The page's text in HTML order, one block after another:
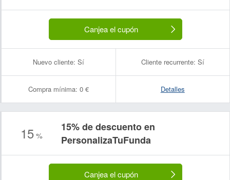
Canjea el cupón
Nuevo cliente: Sí Cliente recurrente: Sí
Compra mínima: 0 € Detalles
15 %
15% de descuento en
PersonalizaTuFunda
Canjea el cupón